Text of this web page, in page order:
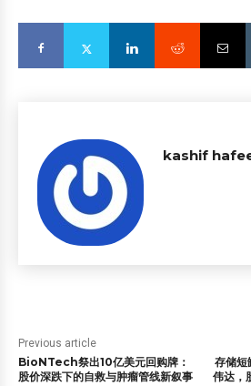
kashif
Previous article
BioNTech祭出10亿美元回购牌：
股价深跌下的自救与肿瘤管线新叙事
存储短
伟达，